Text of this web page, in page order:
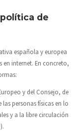
de
española y europea
en internet. En concreto,
y del Consejo, de
personas físicas en lo
y a la libre circulación